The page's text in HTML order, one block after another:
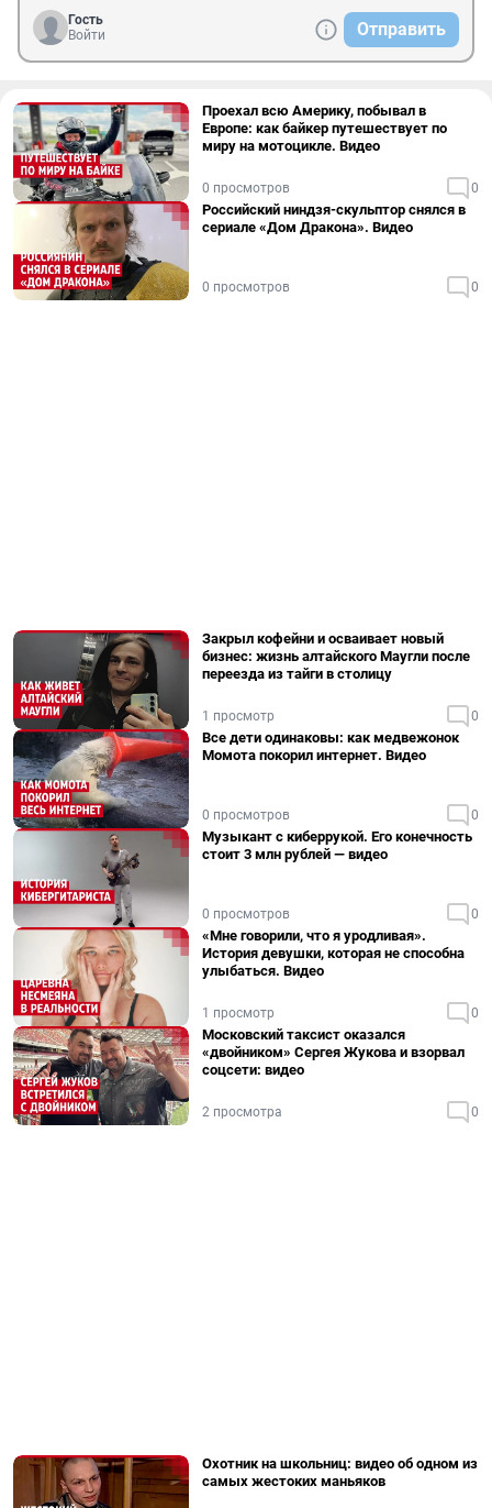
Гость
Войти
Отправить
Проехал всю Америку, побывал в
Европе: как байкер путешествует по
миру на мотоцикле. Видео
0 просмотров 0
Российский ниндзя-скульптор снялся в
сериале «Дом Дракона». Видео
0 просмотров 0
Закрыл кофейни и осваивает новый
бизнес: жизнь алтайского Маугли после
переезда из тайги в столицу
1 просмотр 0
Все дети одинаковы: как медвежонок
Момота покорил интернет. Видео
0 просмотров 0
Музыкант с киберрукой. Его конечность
стоит 3 млн рублей — видео
0 просмотров 0
«Мне говорили, что я уродливая».
История девушки, которая не способна
улыбаться. Видео
1 просмотр 0
Московский таксист оказался
«двойником» Сергея Жукова и взорвал
соцсети: видео
2 просмотра 0
Охотник на школьниц: видео об одном из
самых жестоких маньяков